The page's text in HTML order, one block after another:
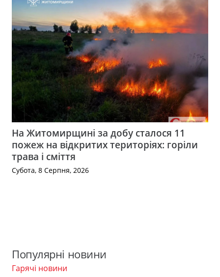
На Житомирщині за добу сталося 11
пожеж на відкритих територіях: горіли
трава і сміття
Субота, 8 Серпня, 2026
Популярні новини
Гарячі новини